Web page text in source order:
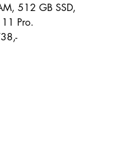
512 GB SSD,
Pro.